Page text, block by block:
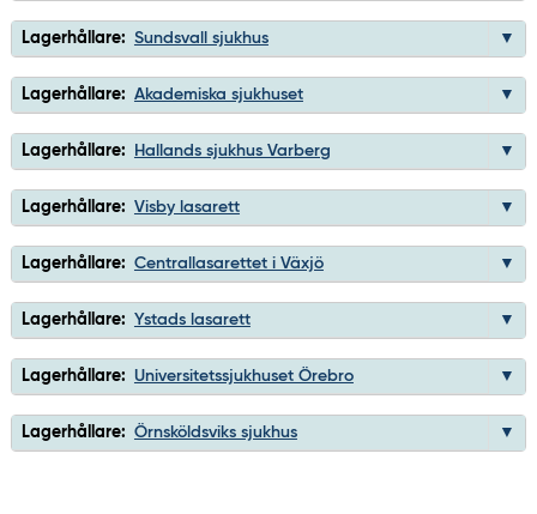
Lagerhållare: Sundsvall sjukhus
Lagerhållare: Akademiska sjukhuset
Lagerhållare: Hallands sjukhus Varberg
Lagerhållare: Visby lasarett
Lagerhållare: Centrallasarettet i Växjö
Lagerhållare: Ystads lasarett
Lagerhållare: Universitetssjukhuset Örebro
Lagerhållare: Örnsköldsviks sjukhus